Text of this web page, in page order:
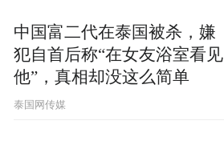
中国富二代在泰国被杀，嫌
犯自首后称“在女友浴室看见
他”，真相却没这么简单
泰国网传媒